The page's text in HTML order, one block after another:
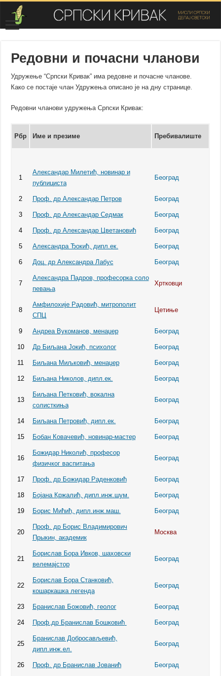
Редовни и почасни чланови
Удружење “Српски Кривак” има редовне и почасне чланове.
Како се постаје члан Удружења описано је на дну странице.
Редовни чланови удружења Српски Кривак:
Рбр Име и презиме Пребивалиште
1
Александар Милетић, новинар и
публициста
Београд
2 Проф. др Александар Петров Београд
3 Проф. др Александар Седмак Београд
4 Проф. др Александар Цветановић Београд
5 Александра Ђокић, дипл.ек. Београд
6 Доц. др Александра Лабус Београд
7
Александра Падров, професорка соло
певања
Хртковци
8
Амфилохије Радовић, митрополит
СПЦ
Цетиње
9 Андреа Вукоманов, менаџер Београд
10 Др Биљана Јокић, психолог Београд
11 Биљана Миљковић, менаџер Београд
12 Биљана Николов, дипл.ек. Београд
13
Биљана Петковић, вокална
солисткиња
Београд
14 Биљана Петровић, дипл.ек. Београд
15 Бобан Ковачевић, новинар-мастер Београд
16
Божидар Николић, професор
физичког васпитања
Београд
17 Проф. др Божидар Раденковић Београд
18 Бојана Кржалић, дипл.инж.шум. Београд
19 Борис Мићић, дипл.инж.маш. Београд
20
Проф. др Борис Владимирович
Прыкин, академик
Москва
21
Бoрислав Бора Ивков, шаховски
велемајстор
Београд
22
Бoрислав Бора Станковић,
кошаркашка легенда
Београд
23 Бранислав Божовић, геолог Београд
24 Проф.др Бранислав Бошковић Београд
25
Бранислав Добросављевић,
дипл.инж.ел.
Београд
26 Проф. др Бранислав Јованић Београд